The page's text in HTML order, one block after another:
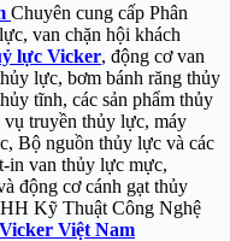
Chuyên cung cấp Phân
van chặn hội khách
lực Vicker, động cơ van
lực, bơm bánh răng thủy
tĩnh, các sản phẩm thủy
vụ truyền thủy lực, máy
Bộ nguồn thủy lực và các
in van thủy lực mực,
động cơ cánh gạt thủy
Kỹ Thuật Công Nghệ
Việt Nam